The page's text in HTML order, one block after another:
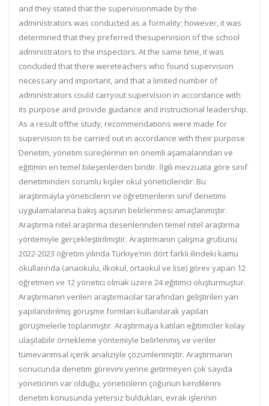
and they stated that the supervisionmade by the
administrators was conducted as a formality; however, it was
determined that they preferred thesupervision of the school
administrators to the inspectors. At the same time, it was
concluded that there wereteachers who found supervision
necessary and important, and that a limited number of
administrators could carryout supervision in accordance with
its purpose and provide guidance and instructional leadership.
As a result ofthe study, recommendations were made for
supervision to be carried out in accordance with their purpose
Denetim, yönetim süreçlerinin en önemli aşamalarından ve
eğitimin en temel bileşenlerden biridir. İlgili mevzuata göre sınıf
denetiminden sorumlu kişiler okul yöneticileridir. Bu
araştırmayla yöneticilerin ve öğretmenlerin sınıf denetimi
uygulamalarına bakış açısının belirlenmesi amaçlanmıştır.
Araştırma nitel araştırma desenlerinden temel nitel araştırma
yöntemiyle gerçekleştirilmiştir. Araştırmanın çalışma grubunu
2022-2023 öğretim yılında Türkiye’nin dört farklı ilindeki kamu
okullarında (anaokulu, ilkokul, ortaokul ve lise) görev yapan 12
öğretmen ve 12 yönetici olmak üzere 24 eğitimci oluşturmuştur.
Araştırmanın verileri araştırmacılar tarafından geliştirilen yarı
yapılandırılmış görüşme formları kullanılarak yapılan
görüşmelerle toplanmıştır. Araştırmaya katılan eğitimciler kolay
ulaşılabilir örnekleme yöntemiyle belirlenmiş ve veriler
tümevarımsal içerik analiziyle çözümlenmiştir. Araştırmanın
sonucunda denetim görevini yerine getirmeyen çok sayıda
yöneticinin var olduğu, yöneticilerin çoğunun kendilerini
denetim konusunda yetersiz buldukları, evrak işlerinin